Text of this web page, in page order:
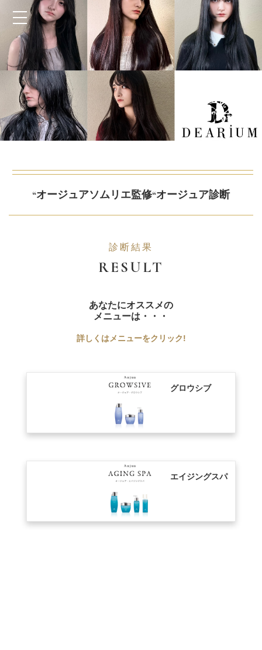
“オージュアソムリエ監修“オージュア診断
診断結果
RESULT
あなたにオススメの
メニューは・・・
詳しくはメニューをクリック!
グロウシブ
エイジングスパ